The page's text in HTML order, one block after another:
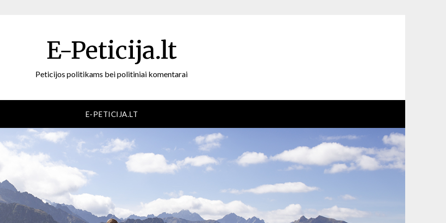
E-Peticija.lt
Peticijos politikams bei politiniai komentarai
E-PETICIJA.LT